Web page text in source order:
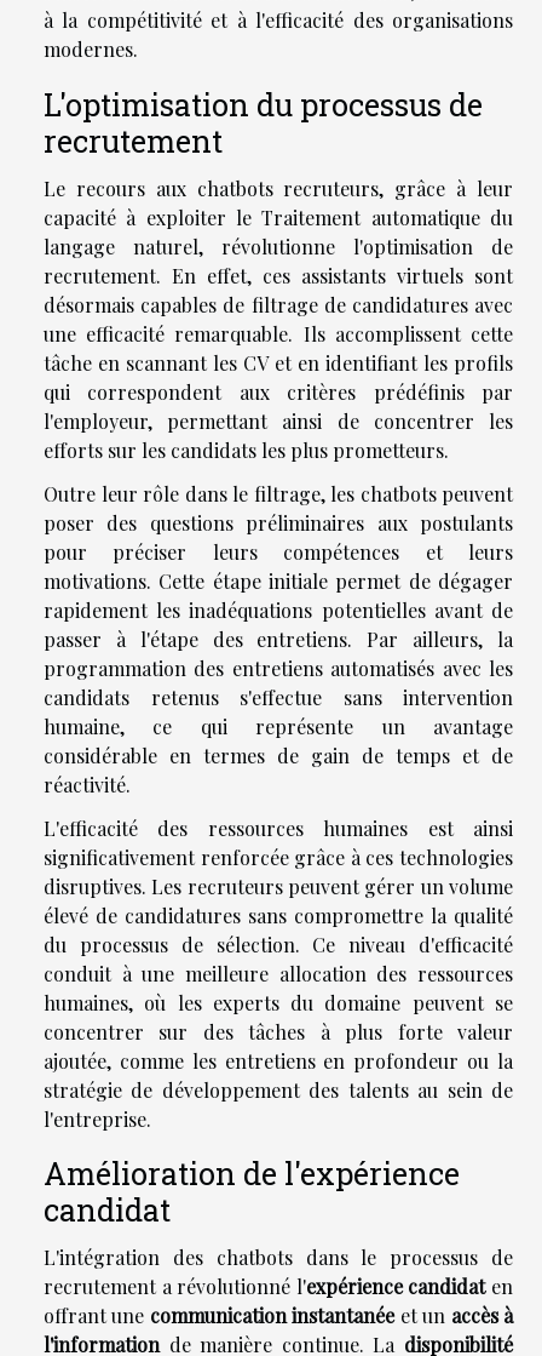
à la compétitivité et à l'efficacité des organisations
modernes.
L'optimisation du processus de
recrutement
Le recours aux chatbots recruteurs, grâce à leur
capacité à exploiter le Traitement automatique du
langage naturel, révolutionne l'optimisation de
recrutement. En effet, ces assistants virtuels sont
désormais capables de filtrage de candidatures avec
une efficacité remarquable. Ils accomplissent cette
tâche en scannant les CV et en identifiant les profils
qui correspondent aux critères prédéfinis par
l'employeur, permettant ainsi de concentrer les
efforts sur les candidats les plus prometteurs.
Outre leur rôle dans le filtrage, les chatbots peuvent
poser des questions préliminaires aux postulants
pour préciser leurs compétences et leurs
motivations. Cette étape initiale permet de dégager
rapidement les inadéquations potentielles avant de
passer à l'étape des entretiens. Par ailleurs, la
programmation des entretiens automatisés avec les
candidats retenus s'effectue sans intervention
humaine, ce qui représente un avantage
considérable en termes de gain de temps et de
réactivité.
L'efficacité des ressources humaines est ainsi
significativement renforcée grâce à ces technologies
disruptives. Les recruteurs peuvent gérer un volume
élevé de candidatures sans compromettre la qualité
du processus de sélection. Ce niveau d'efficacité
conduit à une meilleure allocation des ressources
humaines, où les experts du domaine peuvent se
concentrer sur des tâches à plus forte valeur
ajoutée, comme les entretiens en profondeur ou la
stratégie de développement des talents au sein de
l'entreprise.
Amélioration de l'expérience
candidat
L'intégration des chatbots dans le processus de
recrutement a révolutionné l'expérience candidaten
offrant une communication instantanéeet un accès à
l'informationde manière continue. La disponibilité